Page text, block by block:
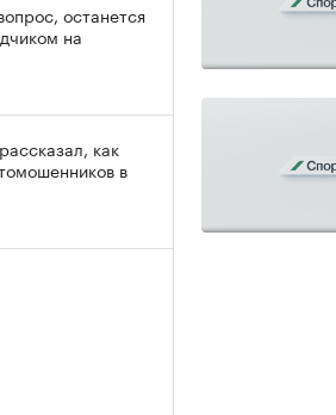
останется
на
как
в